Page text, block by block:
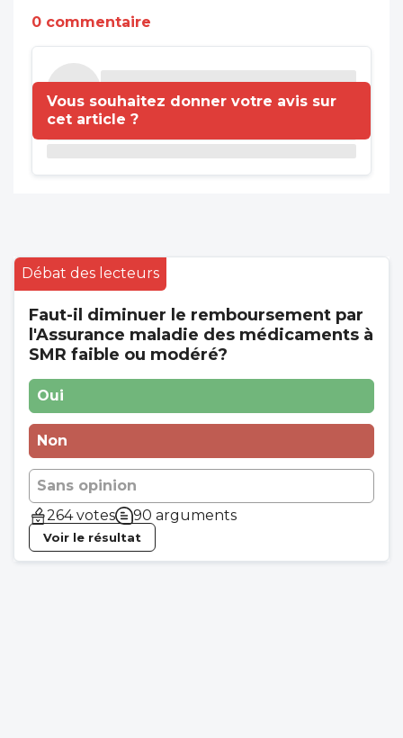
0 commentaire
Vous souhaitez donner votre avis sur
cet article ?
Débat des lecteurs
Faut-il diminuer le remboursement par
l'Assurance maladie des médicaments à
SMR faible ou modéré?
Oui
Non
Sans opinion
264 votes
90 arguments
Voir le résultat